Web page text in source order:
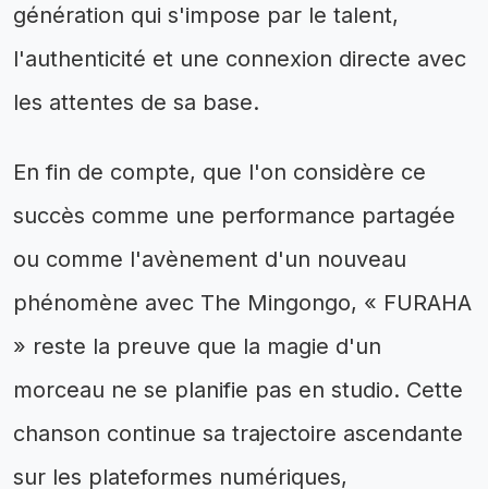
génération qui s'impose par le talent,
l'authenticité et une connexion directe avec
les attentes de sa base.
En fin de compte, que l'on considère ce
succès comme une performance partagée
ou comme l'avènement d'un nouveau
phénomène avec The Mingongo, « FURAHA
» reste la preuve que la magie d'un
morceau ne se planifie pas en studio. Cette
chanson continue sa trajectoire ascendante
sur les plateformes numériques,